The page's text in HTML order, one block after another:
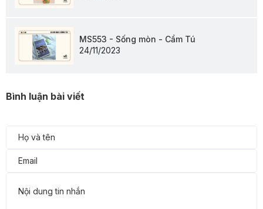
MS553 - Sống mòn - Cẩm Tú
24/11/2023
Bình luận bài viết